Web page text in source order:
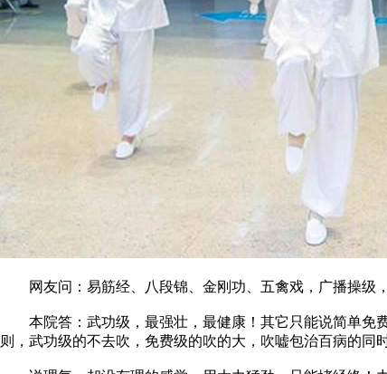
网友问：易筋经、八段锦、金刚功、五禽戏，广播操级
本院答：武功级，最强壮，最健康！其它只能说简单免
则，武功级的不去吹，免费级的吹的大，吹嘘包治百病的同